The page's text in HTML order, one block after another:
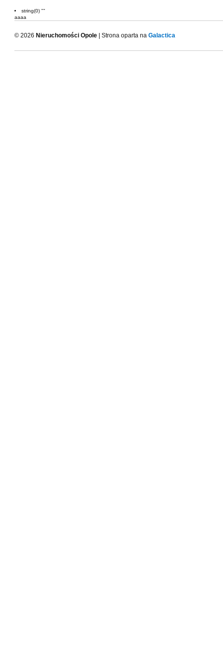
string(0) ""
aaaa
© 2026 Nieruchomości Opole | Strona oparta na Galactica